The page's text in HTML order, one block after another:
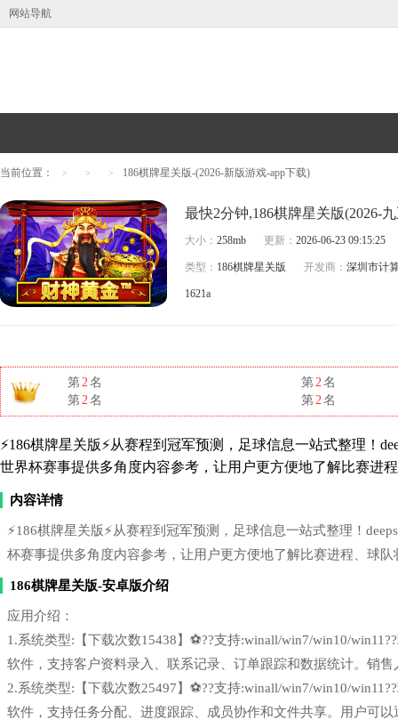
网站导航
当前位置： > > > 186棋牌星关版-(2026-新版游戏-app下载)
最快2分钟,186棋牌星关版(2026-
大小：258mb 更新：2026-06-23 09:15:25
类型： 186棋牌星关版 开发商：深圳市计
1621a
第2名 第2名
第2名 第2名
⚡186棋牌星关版⚡从赛程到冠军预测，足球信息一站式整理！
世界杯赛事提供多角度内容参考，让用户更方便地了解比赛进
内容详情
⚡186棋牌星关版⚡从赛程到冠军预测，足球信息一站式整理！
杯赛事提供多角度内容参考，让用户更方便地了解比赛进程、球
186棋牌星关版-安卓版介绍
应用介绍：
1.系统类型:【下载次数15438】⚽??支持:winall/win7/win10/
软件，支持客户资料录入、联系记录、订单跟踪和数据统计。销
2.系统类型:【下载次数25497】⚽??支持:winall/win7/win10/
软件，支持任务分配、进度跟踪、成员协作和文件共享。用户可